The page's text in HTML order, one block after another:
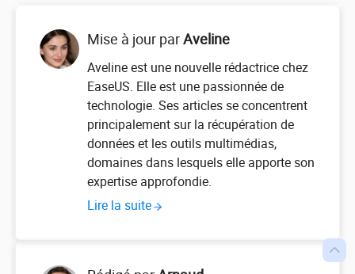

Mise à jour parAveline
Aveline est une nouvelle rédactrice chez
EaseUS. Elle est une passionnée de
technologie. Ses articles se concentrent
principalement sur la récupération de
données et les outils multimédias,
domaines dans lesquels elle apporte son
expertise approfondie.
Lire la suite